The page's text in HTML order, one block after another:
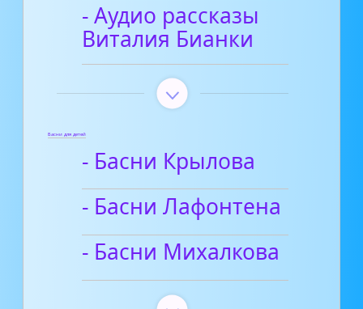
- Аудио рассказы
Виталия Бианки
Басни для детей
- Басни Крылова
- Басни Лафонтена
- Басни Михалкова